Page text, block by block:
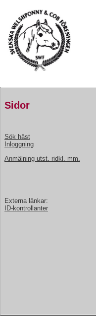
Sidor
Sök häst
Inloggning
Anmälning utst. ridkl. mm.
Externa länkar:
ID-kontrollanter